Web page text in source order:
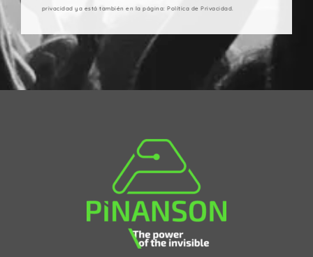
privacidad ya está también en la página: Política de Privacidad.